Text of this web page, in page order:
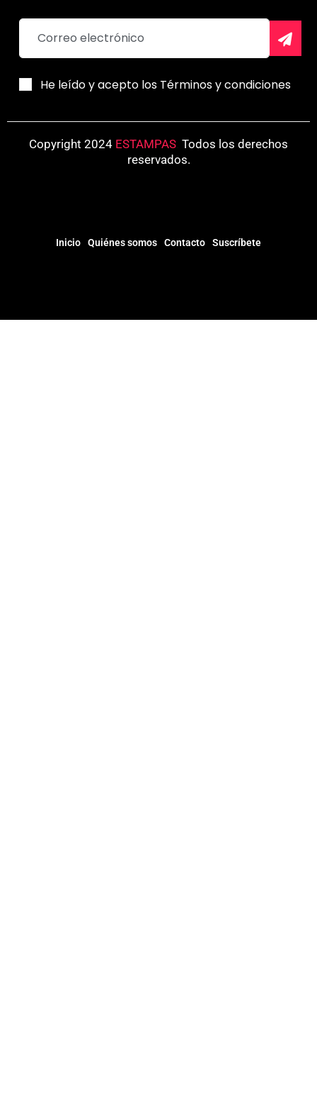
He leído y acepto los Términos y condiciones
Copyright 2024 ESTAMPAS Todos los derechos
reservados.
Inicio Quiénes somos Contacto Suscríbete